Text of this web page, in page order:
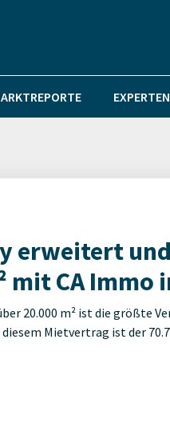
erweitert
mit CA Immo
20.000 m² ist die größte
Mietvertrag ist der